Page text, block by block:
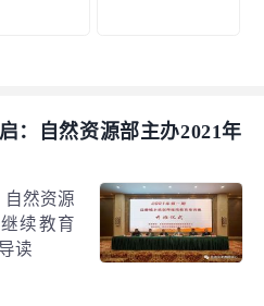
能反映这种连续相互作用的
规划和详细规划两个阶段。
详细规划之间增加城市分区
：自然资源部主办2021年
自然资源
续教育
读